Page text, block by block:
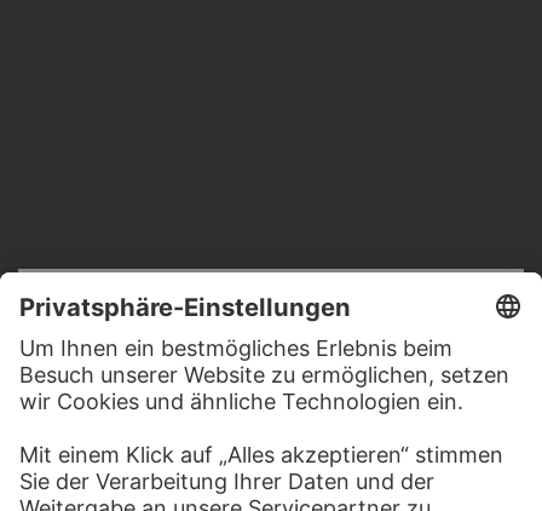
Impressum
Datenschutz
Copyright © 2026 Städel Museum
All rights reserved.
DIGITALE SAMMLUNG
Startseite